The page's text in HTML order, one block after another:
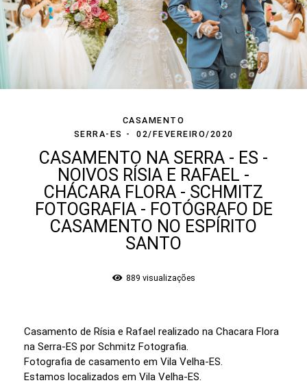
CASAMENTO
SERRA-ES
02/FEVEREIRO/2020
CASAMENTO NA SERRA - ES -
NOIVOS RÍSIA E RAFAEL -
CHÁCARA FLORA - SCHMITZ
FOTOGRAFIA - FOTÓGRAFO DE
CASAMENTO NO ESPÍRITO
SANTO
889 visualizações
Casamento de Rísia e Rafael realizado na Chacara Flora
na Serra-ES por Schmitz Fotografia.
Fotografia de casamento em Vila Velha-ES.
Estamos localizados em Vila Velha-ES.